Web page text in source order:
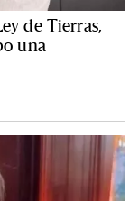
de Tierras,
una